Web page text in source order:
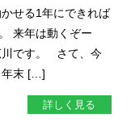
せる1年にできれば
来年は動くぞー
川です。 さて、今
年末 […]
詳しく見る